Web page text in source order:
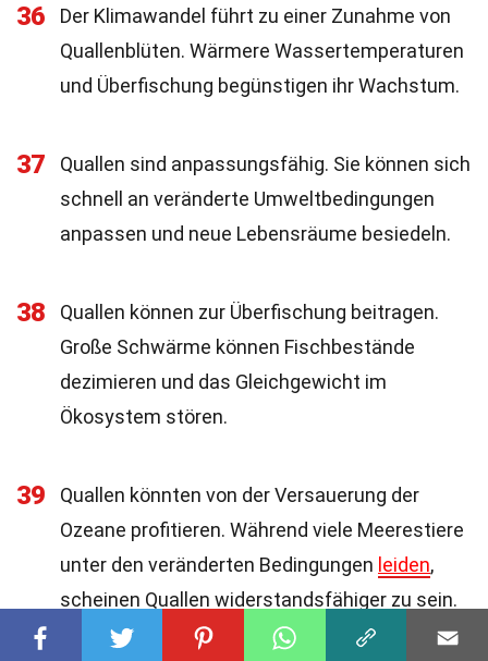
36
Der Klimawandel führt zu einer Zunahme von
Quallenblüten. Wärmere Wassertemperaturen
und Überfischung begünstigen ihr Wachstum.
37
Quallen sind anpassungsfähig. Sie können sich
schnell an veränderte Umweltbedingungen
anpassen und neue Lebensräume besiedeln.
38
Quallen können zur Überfischung beitragen.
Große Schwärme können Fischbestände
dezimieren und das Gleichgewicht im
Ökosystem stören.
39
Quallen könnten von der Versauerung der
Ozeane profitieren. Während viele Meerestiere
unter den veränderten Bedingungen leiden,
scheinen Quallen widerstandsfähiger zu sein.